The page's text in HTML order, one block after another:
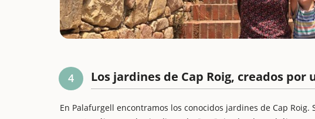
4 Los jardines de Cap Roig, creados
En Palafurgell encontramos los conocidos jardines de Cap